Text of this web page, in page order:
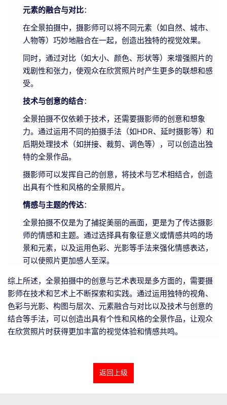
元素的融合与对比：
在全景拍摄中，摄影师可以将不同元素（如自然、城市、
人物等）巧妙地融合在一起，创造出独特的视觉效果。
同时，通过对比（如大小、颜色、形状等）来增强照片的
戏剧性和张力，使观众在欣赏照片时产生更多的联想和感
受。
技术与创意的结合：
全景拍摄不仅依赖于技术，还需要摄影师的创意和想象
力。通过运用不同的拍摄手法（如HDR、延时摄影等）和
后期处理技术（如拼接、裁剪、调色等），可以创造出独
特的全景作品。
摄影师可以发挥自己的创意，将技术与艺术相结合，创造
出具有个性和风格的全景照片。
情感与主题的传达：
全景拍摄不仅是为了捕捉美丽的画面，更是为了传达摄影
师的情感和主题。通过选择具有象征意义或情感共鸣的场
景和元素，以及运用色彩、光影等手法来强化情感表达，
可以使照片更加感人至深。
综上所述，全景拍摄中的创意与艺术表现是多方面的，需要摄
影师在技术和艺术上不断探索和实践。通过运用独特的视角、
色彩与光影、构图与层次、元素融合与对比以及技术与创意的
结合等手法，可以创造出具有个性和风格的全景作品，让观众
在欣赏照片时获得更加丰富的视觉体验和情感共鸣。
返回上级